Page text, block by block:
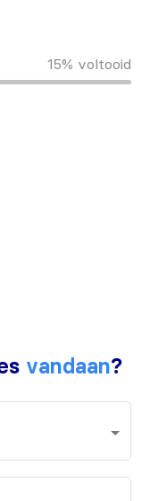
15% voltooid
vandaan?